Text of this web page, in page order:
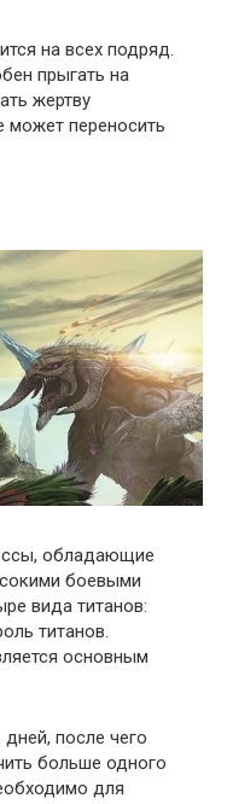
на всех подряд.
прыгать на
жертву
переносить
обладающие
боевыми
вида титанов:
титанов.
основным
после чего
больше одного
для